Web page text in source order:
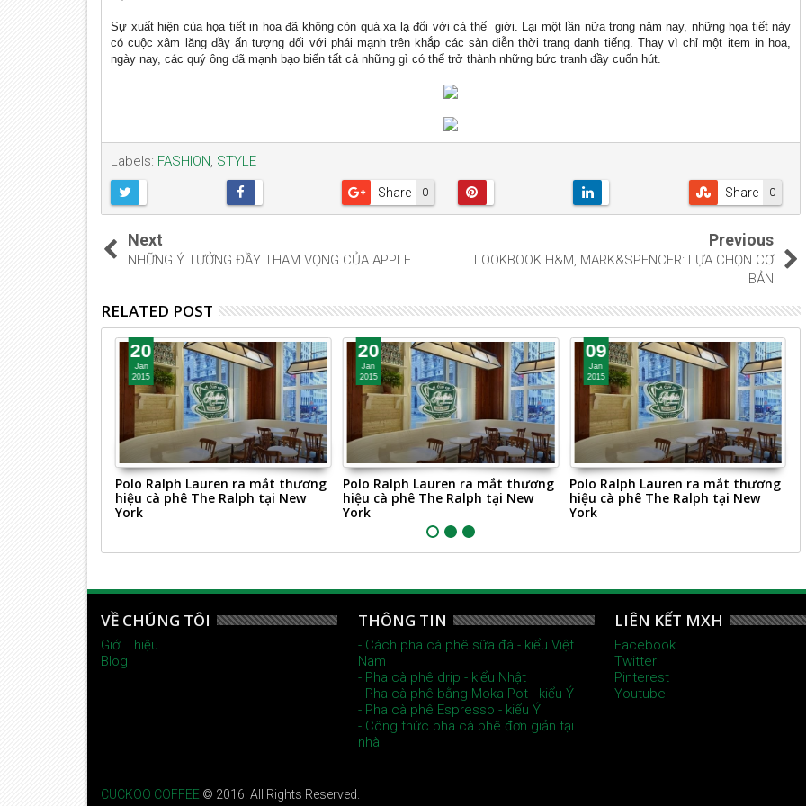
Sự xuất hiện của họa tiết in hoa đã không còn quá xa lạ đối với cả thế giới. Lại một lần nữa trong năm nay, những họa tiết này
có cuộc xâm lăng đầy ấn tượng đối với phái mạnh trên khắp các sàn diễn thời trang danh tiếng. Thay vì chỉ một item in hoa,
ngày nay, các quý ông đã mạnh bạo biến tất cả những gì có thể trở thành những bức tranh đầy cuốn hút.
Labels: FASHION, STYLE
0
Share 0
Share
Next
NHỮNG Ý TƯỞNG ĐẦY THAM VỌNG CỦA APPLE
Previous
LOOKBOOK H&M, MARK&SPENCER: LỰA CHỌN CƠ
BẢN
RELATED POST
20
Jan
2015
Polo Ralph Lauren ra mắt thương
hiệu cà phê The Ralph tại New
York
20
Jan
2015
Polo Ralph Lauren ra mắt thương
hiệu cà phê The Ralph tại New
York
09
Jan
2015
Polo Ralph Lauren ra mắt thương
hiệu cà phê The Ralph tại New
York
VỀ CHÚNG TÔI
Giới Thiệu
Blog
THÔNG TIN
- Cách pha cà phê sữa đá - kiểu Việt
Nam
- Pha cà phê drip - kiểu Nhật
- Pha cà phê bằng Moka Pot - kiểu Ý
- Pha cà phê Espresso - kiểu Ý
- Công thức pha cà phê đơn giản tại
nhà
LIÊN KẾT MXH
Facebook
Twitter
Pinterest
Youtube
CUCKOO COFFEE © 2016. All Rights Reserved.